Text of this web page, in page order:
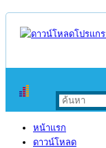
หน้าแรก
ดาวน์โหลด